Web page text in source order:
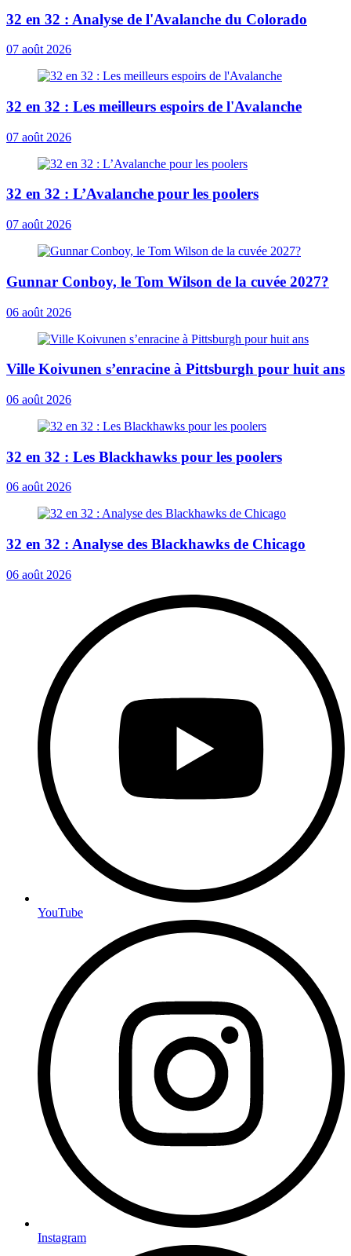
32 en 32 : Analyse de l'Avalanche du Colorado
07 août 2026
32 en 32 : Les meilleurs espoirs de l'Avalanche
07 août 2026
32 en 32 : L’Avalanche pour les poolers
07 août 2026
Gunnar Conboy, le Tom Wilson de la cuvée 2027?
06 août 2026
Ville Koivunen s’enracine à Pittsburgh pour huit ans
06 août 2026
32 en 32 : Les Blackhawks pour les poolers
06 août 2026
32 en 32 : Analyse des Blackhawks de Chicago
06 août 2026
YouTube
Instagram